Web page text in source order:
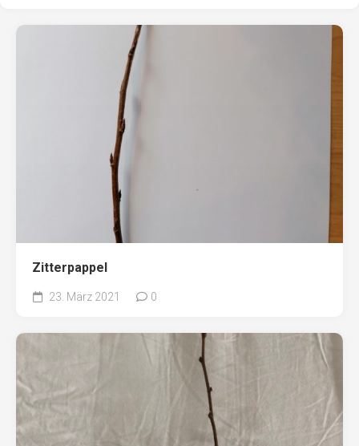
Zitterpappel
23. März 2021 0